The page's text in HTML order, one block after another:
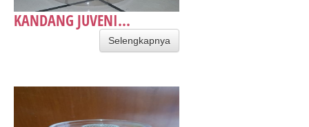
KANDANG JUVENI...
Selengkapnya